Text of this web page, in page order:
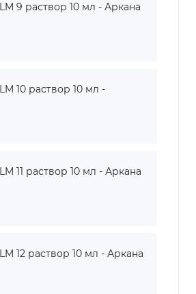
9 раствор 10 мл - Аркана
10 раствор 10 мл -
11 раствор 10 мл - Аркана
12 раствор 10 мл - Аркана